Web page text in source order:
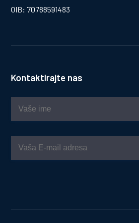
OIB: 70788591483
Kontaktirajte nas